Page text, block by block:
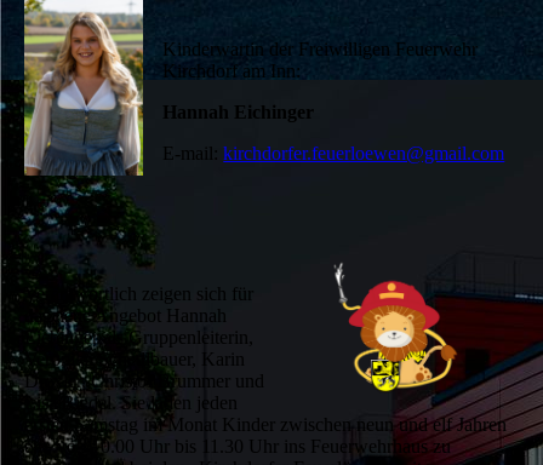
Kinderwartin der Freiwilligen Feuerwehr
Kirchdorf am Inn:
Hannah Eichinger
E-mail:kirchdorfer.feuerloewen@gmail.com
Verantwortlich zeigen sich für
das neue Angebot Hannah
Eichinger als Gruppenleiterin,
Veronika Schedlbauer, Karin
Drexler, Christof Brummer und
Lisa Riedel. Sie laden jeden
ersten Samstag im Monat Kinder zwischen neun und elf Jahren
ein, von 10.00 Uhr bis 11.30 Uhr ins Feuerwehrhaus zu